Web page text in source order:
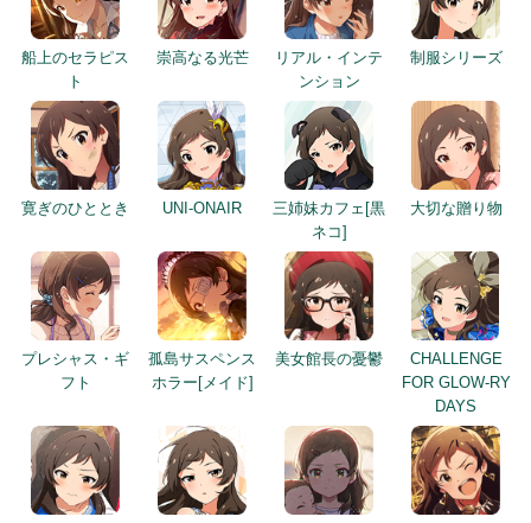
船上のセラピス
ト
崇高なる光芒
リアル・インテ
ンション
制服シリーズ
寛ぎのひととき UNI-ONAIR
三姉妹カフェ[黒
ネコ]
大切な贈り物
プレシャス・ギ
フト
孤島サスペンス
ホラー[メイド]
美女館長の憂鬱
CHALLENGE
FOR GLOW-RY
DAYS